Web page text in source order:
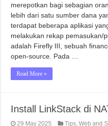
merepotkan bagi sebagian
lebih dari satu sumber dana
terdapat beberapa aplikasi
melakukan rekap pemasukan/
adalah Firefly III, sebuah
open-source. Pada …
Read More »
Install LinkStack di
29 May 2025 Tips,Web and